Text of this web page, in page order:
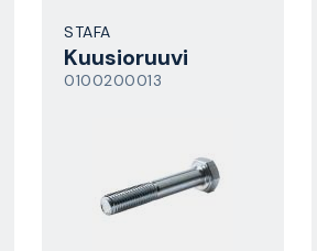
STAFA
Kuusioruuvi
0100200013